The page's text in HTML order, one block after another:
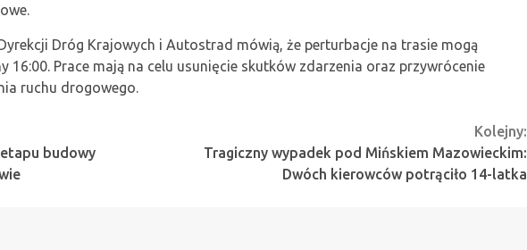
Dróg Krajowych i Autostrad mówią, że perturbacje na trasie mogą
16:00. Prace mają na celu usunięcie skutków zdarzenia oraz przywrócenie
ruchu drogowego.
budowy
Kolejny:
Tragiczny wypadek pod Mińskiem Mazowieckim:
Dwóch kierowców potrąciło 14-latka